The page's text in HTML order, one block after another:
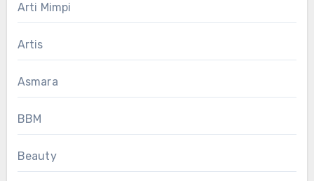
Arti Mimpi
Artis
Asmara
BBM
Beauty